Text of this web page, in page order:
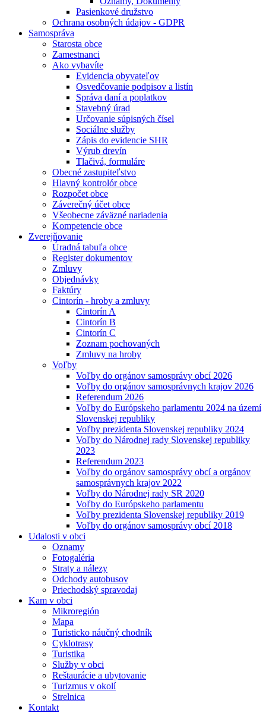
Pasienkové družstvo
Ochrana osobných údajov - GDPR
Samospráva
Starosta obce
Zamestnanci
Ako vybavíte
Evidencia obyvateľov
Osvedčovanie podpisov a listín
Správa daní a poplatkov
Stavebný úrad
Určovanie súpisných čísel
Sociálne služby
Zápis do evidencie SHR
Výrub drevín
Tlačivá, formuláre
Obecné zastupiteľstvo
Hlavný kontrolór obce
Rozpočet obce
Záverečný účet obce
Všeobecne záväzné nariadenia
Kompetencie obce
Zverejňovanie
Úradná tabuľa obce
Register dokumentov
Zmluvy
Objednávky
Faktúry
Cintorín - hroby a zmluvy
Cintorín A
Cintorín B
Cintorín C
Zoznam pochovaných
Zmluvy na hroby
Voľby
Voľby do orgánov samosprávy obcí 2026
Voľby do orgánov samosprávnych krajov 2026
Referendum 2026
Voľby do Európskeho parlamentu 2024 na území
Slovenskej republiky
Voľby prezidenta Slovenskej republiky 2024
Voľby do Národnej rady Slovenskej republiky
2023
Referendum 2023
Voľby do orgánov samosprávy obcí a orgánov
samosprávnych krajov 2022
Voľby do Národnej rady SR 2020
Voľby do Európskeho parlamentu
Voľby prezidenta Slovenskej republiky 2019
Voľby do orgánov samosprávy obcí 2018
Udalosti v obci
Oznamy
Fotogaléria
Straty a nálezy
Odchody autobusov
Priechodský spravodaj
Kam v obci
Mikroregión
Mapa
Turisticko náučný chodník
Cyklotrasy
Turistika
Služby v obci
Reštaurácie a ubytovanie
Turizmus v okolí
Strelnica
Kontakt